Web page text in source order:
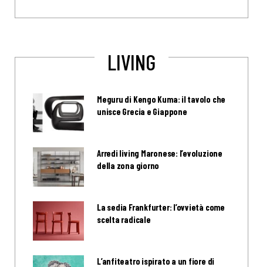
LIVING
Meguru di Kengo Kuma: il tavolo che
unisce Grecia e Giappone
Arredi living Maronese: l’evoluzione
della zona giorno
La sedia Frankfurter: l’ovvietà come
scelta radicale
L’anfiteatro ispirato a un fiore di